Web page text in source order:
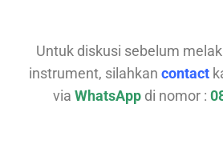
Untuk diskusi sebelum
instrument, silahkan contact
via WhatsApp di nomor :